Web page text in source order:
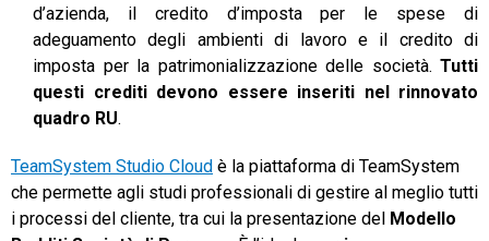
d’azienda, il credito d’imposta per le spese di
adeguamento degli ambienti di lavoro e il credito di
imposta per la patrimonializzazione delle società. Tutti
questi crediti devono essere inseriti nel rinnovato
quadro RU.
TeamSystem Studio Cloud è la piattaforma di TeamSystem
che permette agli studi professionali di gestire al meglio tutti
i processi del cliente, tra cui la presentazione del Modello